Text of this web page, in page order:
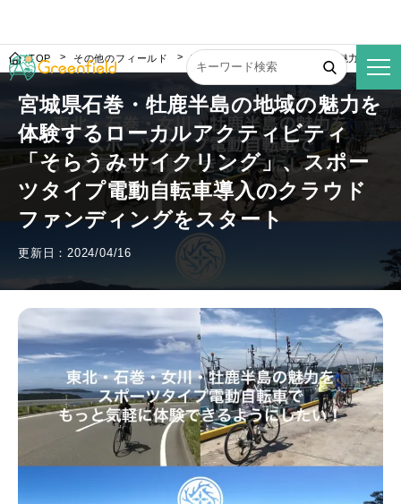
TOP その他のフィールド 宮城県石巻・牡鹿半島の地域の魅力を体験
宮城県石巻・牡鹿半島の地域の魅力を
体験するローカルアクティビティ
「そらうみサイクリング」、スポー
ツタイプ電動自転車導入のクラウド
ファンディングをスタート
更新日：2024/04/16